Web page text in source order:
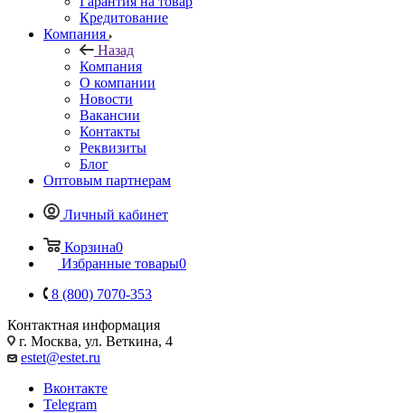
Кредитование
Компания
Назад
Компания
О компании
Новости
Вакансии
Контакты
Реквизиты
Блог
Оптовым партнерам
Личный кабинет
Корзина0
Избранные товары0
8 (800) 7070-353
Контактная информация
г. Москва, ул. Веткина, 4
estet@estet.ru
Вконтакте
Telegram